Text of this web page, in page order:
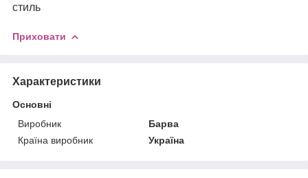
стиль
Приховати
Характеристики
Основні
Виробник
Барва
Країна виробник
Україна